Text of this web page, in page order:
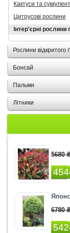
Кактуси та
Цитрусові рослини
Інтер'єрні
Рослини відкритого
Бонсай
Пальми
Літники
5680
6780